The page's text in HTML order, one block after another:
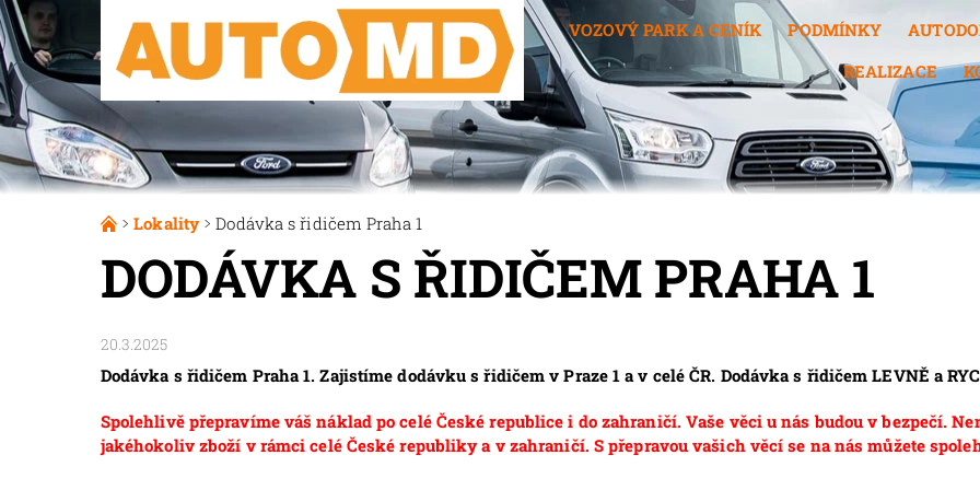
VOZOVÝ PARK A CENÍK PODMÍNKY
REALIZACE
Lokality Dodávka s řidičem Praha 1
DODÁVKA S ŘIDIČEM PRAHA 1
20.3.2025
Dodávka s řidičem Praha 1. Zajistíme dodávku s řidičem v Praze 1 a v celé ČR. Dodávka s řidičem LEVNĚ a
Spolehlivě přepravíme váš náklad po celé České republice i do zahraničí. Vaše věci u nás budou v bezpečí.
jakéhokoliv zboží v rámci celé České republiky a v zahraničí. S přepravou vašich věcí se na nás můžete